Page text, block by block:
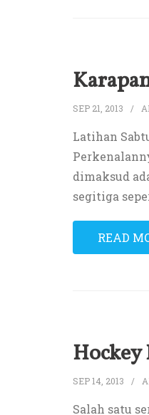
SEP 21, 2013
Latihan
dimaksud
segitiga
READ
Hockey
SEP 14, 2013
Salah satu